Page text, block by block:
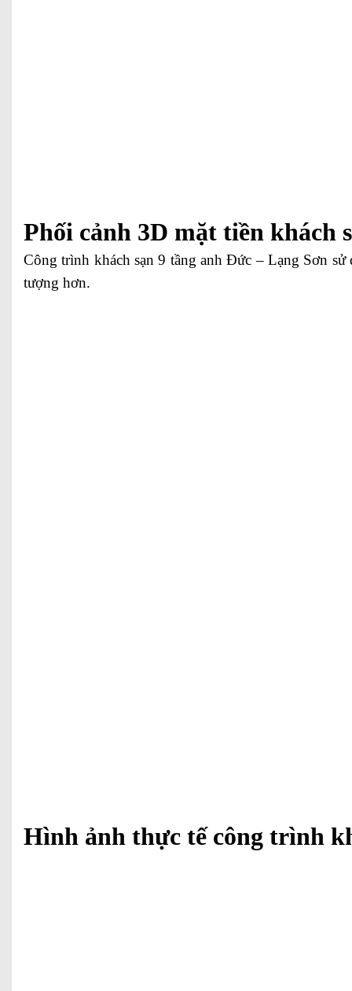
Phối cảnh 3D mặt tiền khách
Công trình khách sạn 9 tầng anh Đức – Lạng Sơn
tượng hơn.
Hình ảnh thực tế công trình